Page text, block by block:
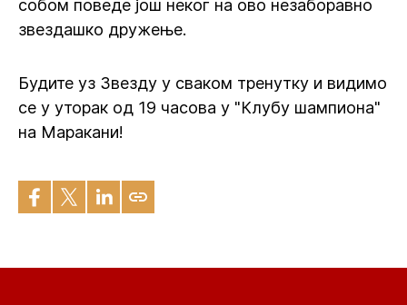
собом поведе још неког на ово незаборавно
звездашко дружење.
Будите уз Звезду у сваком тренутку и видимо
се у уторак од 19 часова у "Клубу шампиона"
на Маракани!